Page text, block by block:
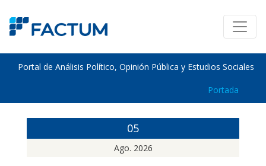
Portal de Análisis Político, Opinión Pública y Estudios Sociales
Portada
05
Ago. 2026